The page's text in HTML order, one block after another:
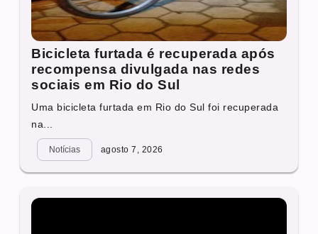
Bicicleta furtada é recuperada após
recompensa divulgada nas redes
sociais em Rio do Sul
Uma bicicleta furtada em Rio do Sul foi recuperada
na...
Notícias agosto 7, 2026